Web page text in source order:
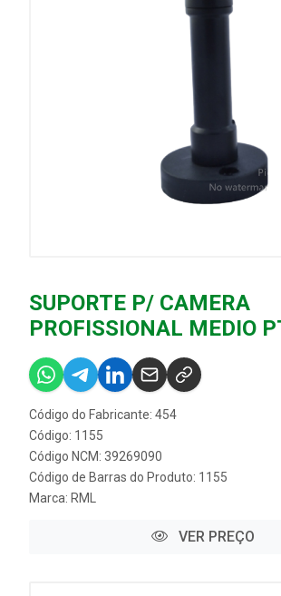
SUPORTE P/ CAMERA
PROFISSIONAL MEDIO
Código do Fabricante: 454
Código: 1155
Código NCM: 39269090
Código de Barras do Produto: 1155
Marca: RML
VER PREÇO